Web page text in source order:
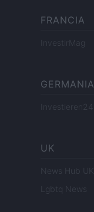
FRANCIA
InvestirMag
GERMANIA
Investieren24
UK
News Hub UK
Lgbtq News